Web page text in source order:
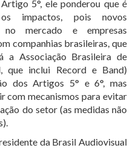
5°, ele ponderou que é
impactos, pois novos
no mercado e empresas
companhias brasileiras, que
a Associação Brasileira de
que inclui Record e Band)
dos Artigos 5° e 6°, mas
com mecanismos para evitar
do setor (as medidas não
da Brasil Audiovisual